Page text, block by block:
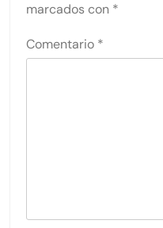
marcados con *
Comentario *